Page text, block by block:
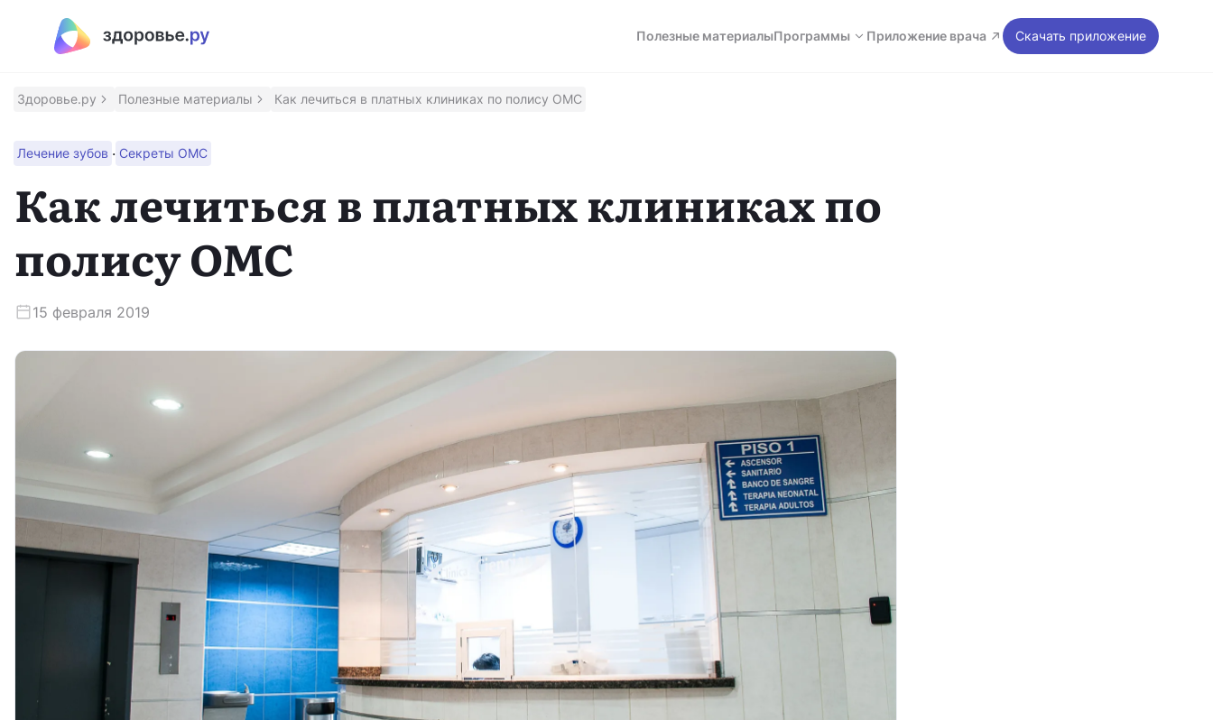
Полезные материалыПрограммы Приложение врача Скачать приложение
Здоровье.ру Полезные материалы Как лечиться в платных клиниках по полису ОМС
Лечение зубов · Секреты ОМС
Как лечиться в платных клиниках по
полису ОМС
15 февраля 2019
Полезные материалы
Программы
Восстановление после инсульта
Контроль над псориазом
Помощник для контроля заболевания
Программа для людей с ВМД и ДМО
Скачать приложение